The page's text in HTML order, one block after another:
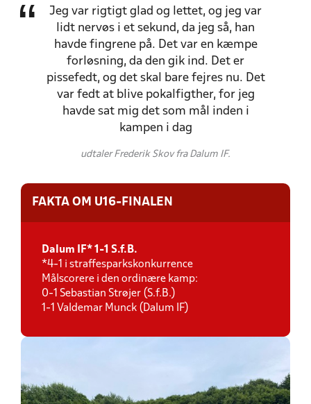
Jeg var rigtigt glad og lettet, og jeg var
lidt nervøs i et sekund, da jeg så, han
havde fingrene på. Det var en kæmpe
forløsning, da den gik ind. Det er
pissefedt, og det skal bare fejres nu. Det
var fedt at blive pokalfigther, for jeg
havde sat mig det som mål inden i
kampen i dag
udtaler Frederik Skov fra Dalum IF.
FAKTA OM U16-FINALEN
Dalum IF* 1-1 S.f.B.
*4-1 i straffesparkskonkurrence
Målscorere i den ordinære kamp:
0-1 Sebastian Strøjer (S.f.B.)
1-1 Valdemar Munck (Dalum IF)